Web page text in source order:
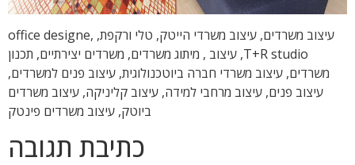
עיצוב משרדים, עיצוב משרדי הייטק, טלי ורקפת, office designe,
T+R studio, עיצוב , מיתוג משרדים, משרדים יצירתיים, תכנון
משרדים, עיצוב משרדי חברה ביוטכנולוגית, עיצוב פנים למשרדים,
עיצוב פנים, עיצוב מרחבי למידה, עיצוב קליניקה, עיצוב משרדים
ביוטק, עיצוב משרדים פינטק
כתיבת תגובה